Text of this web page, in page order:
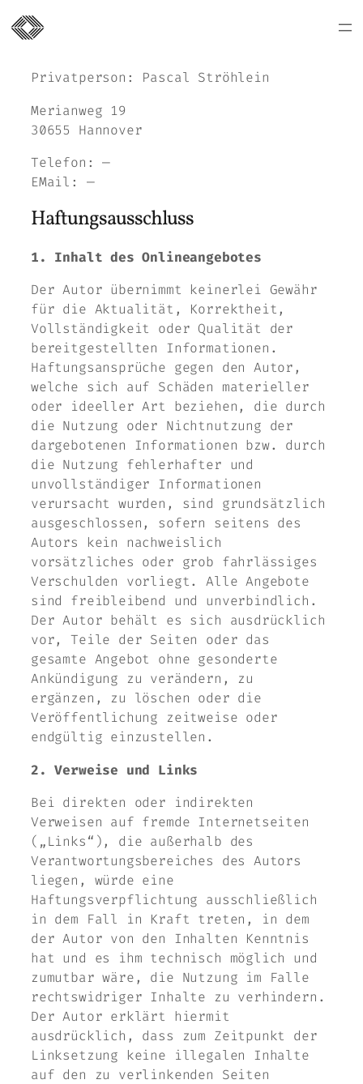
Privatperson: Pascal Ströhlein
Merianweg 19
30655 Hannover
Telefon: —
EMail: —
Haftungsausschluss
1. Inhalt des Onlineangebotes
Der Autor übernimmt keinerlei Gewähr
für die Aktualität, Korrektheit,
Vollständigkeit oder Qualität der
bereitgestellten Informationen.
Haftungsansprüche gegen den Autor,
welche sich auf Schäden materieller
oder ideeller Art beziehen, die durch
die Nutzung oder Nichtnutzung der
dargebotenen Informationen bzw. durch
die Nutzung fehlerhafter und
unvollständiger Informationen
verursacht wurden, sind grundsätzlich
ausgeschlossen, sofern seitens des
Autors kein nachweislich
vorsätzliches oder grob fahrlässiges
Verschulden vorliegt. Alle Angebote
sind freibleibend und unverbindlich.
Der Autor behält es sich ausdrücklich
vor, Teile der Seiten oder das
gesamte Angebot ohne gesonderte
Ankündigung zu verändern, zu
ergänzen, zu löschen oder die
Veröffentlichung zeitweise oder
endgültig einzustellen.
2. Verweise und Links
Bei direkten oder indirekten
Verweisen auf fremde Internetseiten
(„Links“), die außerhalb des
Verantwortungsbereiches des Autors
liegen, würde eine
Haftungsverpflichtung ausschließlich
in dem Fall in Kraft treten, in dem
der Autor von den Inhalten Kenntnis
hat und es ihm technisch möglich und
zumutbar wäre, die Nutzung im Falle
rechtswidriger Inhalte zu verhindern.
Der Autor erklärt hiermit
ausdrücklich, dass zum Zeitpunkt der
Linksetzung keine illegalen Inhalte
auf den zu verlinkenden Seiten